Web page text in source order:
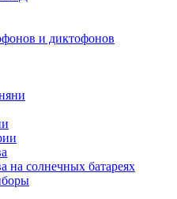
и диктофонов
на солнечных батареях